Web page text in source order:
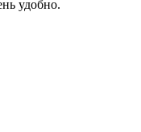
удобно.